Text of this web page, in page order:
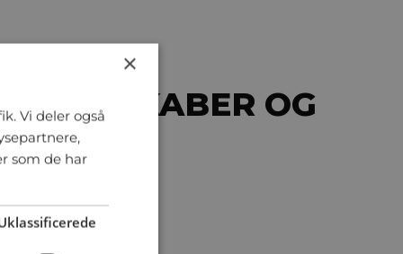
OG
×
Vi deler også
som de har